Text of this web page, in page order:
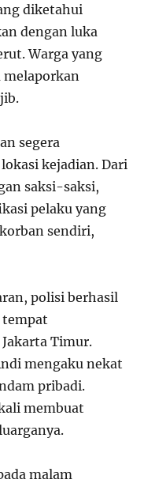
diketahui
dengan luka
Warga yang
melaporkan
segera
kejadian. Dari
saksi-saksi,
pelaku yang
sendiri,
polisi berhasil
tempat
Timur.
mengaku nekat
pribadi.
membuat
malam